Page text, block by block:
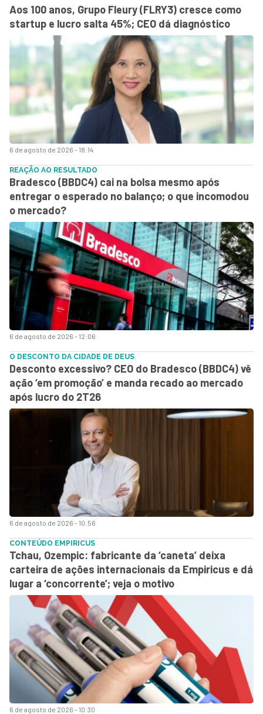
6 de agosto de 2026 - 18:14
Aos 100 anos, Grupo Fleury (FLRY3) cresce como
startup e lucro salta 45%; CEO dá diagnóstico
6 de agosto de 2026 - 12:06
REAÇÃO AO RESULTADO
Bradesco (BBDC4) cai na bolsa mesmo após
entregar o esperado no balanço; o que incomodou
o mercado?
6 de agosto de 2026 - 10:56
O DESCONTO DA CIDADE DE DEUS
Desconto excessivo? CEO do Bradesco (BBDC4) vê
ação ‘em promoção’ e manda recado ao mercado
após lucro do 2T26
6 de agosto de 2026 - 10:30
CONTEÚDO EMPIRICUS
Tchau, Ozempic: fabricante da ‘caneta’ deixa
carteira de ações internacionais da Empiricus e dá
lugar a ‘concorrente’; veja o motivo